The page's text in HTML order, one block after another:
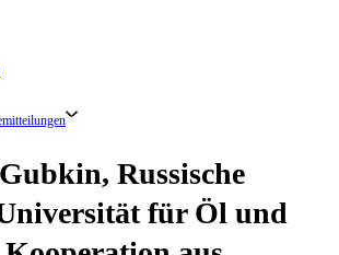
Russische
für Öl und